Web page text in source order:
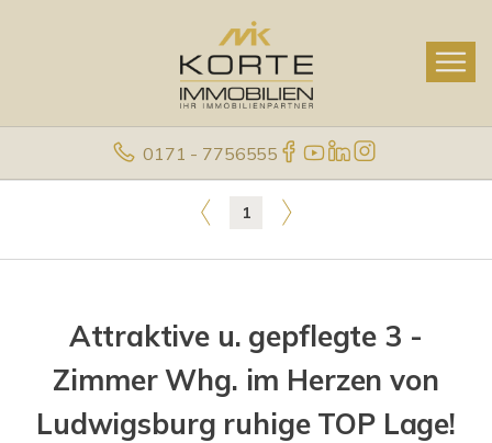
0171 - 7756555
1
Attraktive u. gepflegte 3 -
Zimmer Whg. im Herzen von
Ludwigsburg ruhige TOP Lage!